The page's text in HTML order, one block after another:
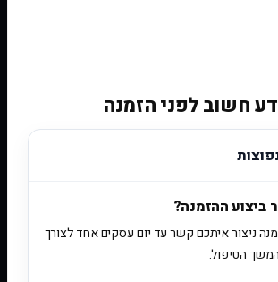
חשוב לפני הזמנה
ביצוע ההזמנה?
ניצור איתכם קשר עד יום עסקים אחד לצורך
הטיפול.